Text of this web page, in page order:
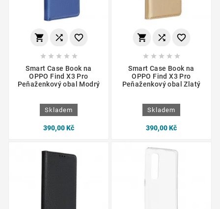
  
    
Smart Case Book na
OPPO Find X3 Pro
Peňaženkový obal Modrý
Skladem
390,00 Kč
  
    
Smart Case Book na
OPPO Find X3 Pro
Peňaženkový obal Zlatý
Skladem
390,00 Kč